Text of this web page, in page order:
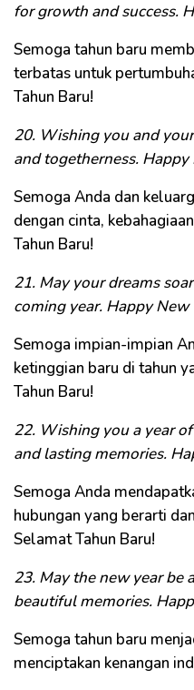
for growth and success.
Semoga tahun baru
terbatas untuk
Tahun Baru!
20. Wishing you and
and togetherness. Happy
Semoga Anda dan
dengan cinta,
Tahun Baru!
21. May your dreams
coming year. Happy New
Semoga impian-impian
ketinggian baru di tahun
Tahun Baru!
22. Wishing you a year
and lasting memories.
Semoga Anda
hubungan yang berarti
Selamat Tahun Baru!
23. May the new year be
beautiful memories.
Semoga tahun baru
menciptakan kenangan